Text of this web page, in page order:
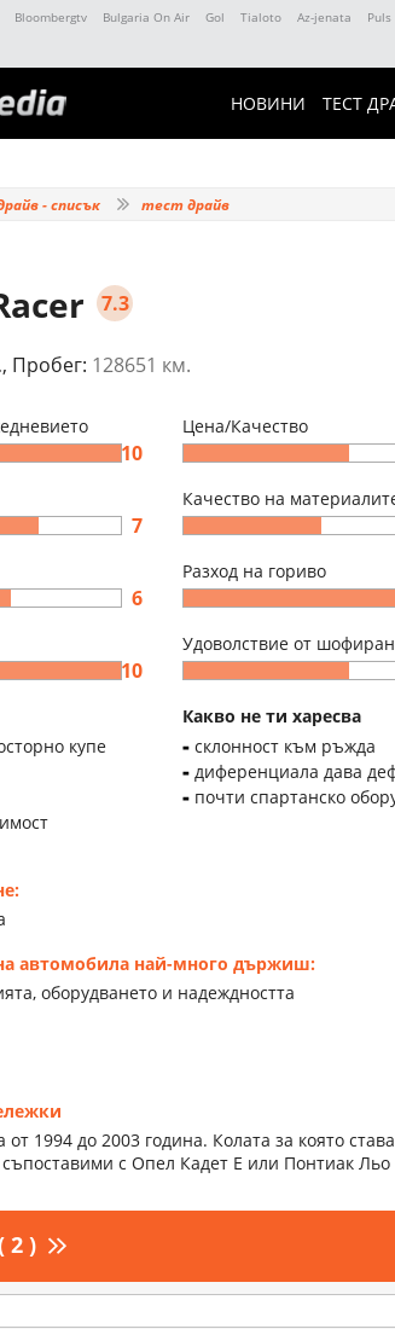
Bloombergtv Bulgaria On Air Gol Tialoto Az-jenata Puls
НОВИНИ ТЕСТ
- списък тест драйв
7.3
, Пробег: 128651 км.
10
7
6
10
купе
Цена/Качество
Качество на
Разход на гориво
Удоволствие от
Какво не ти харесва
склонност към ръжда
диференциала дава
почти спартанско
автомобила най-много държиш:
оборудването и надеждността
от 1994 до 2003 година. Колата за която
с Опел Кадет Е или Понтиак
2 )